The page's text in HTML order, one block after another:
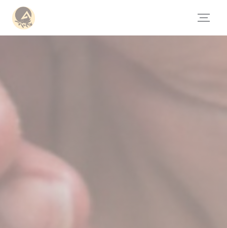
Personnalisation de vos choix en matière de cookies